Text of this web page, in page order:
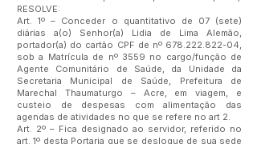
RESOLVE:
Art. 1º – Conceder o quantitativo de 07 (sete)
diárias a(o) Senhor(a) Lidia de Lima Alemão,
portador(a) do cartão CPF de nº 678.222.822-04,
sob a Matrícula de nº 3559 no cargo/função de
Agente Comunitário de Saúde, da Unidade da
Secretaria Municipal de Saúde, Prefeitura de
Marechal Thaumaturgo – Acre, em viagem, e
custeio de despesas com alimentação das
agendas de atividades no que se refere no art 2.
Art. 2º – Fica designado ao servidor, referido no
art. 1º desta Portaria que se desloque de sua sede